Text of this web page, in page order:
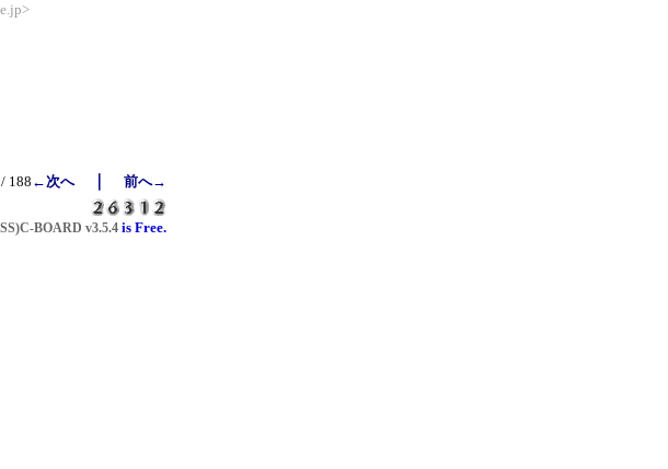
188←次へ｜ 前へ→
BOARD v3.5.4 is Free.